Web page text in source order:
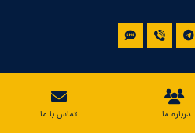
پروژه ها
درباره ما تماس با ما